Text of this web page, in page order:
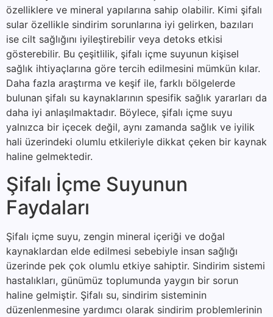
özelliklere ve mineral yapılarına sahip olabilir. Kimi şifalı
sular özellikle sindirim sorunlarına iyi gelirken, bazıları
ise cilt sağlığını iyileştirebilir veya detoks etkisi
gösterebilir. Bu çeşitlilik, şifalı içme suyunun kişisel
sağlık ihtiyaçlarına göre tercih edilmesini mümkün kılar.
Daha fazla araştırma ve keşif ile, farklı bölgelerde
bulunan şifalı su kaynaklarının spesifik sağlık yararları da
daha iyi anlaşılmaktadır. Böylece, şifalı içme suyu
yalnızca bir içecek değil, aynı zamanda sağlık ve iyilik
hali üzerindeki olumlu etkileriyle dikkat çeken bir kaynak
haline gelmektedir.
Şifalı İçme Suyunun
Faydaları
Şifalı içme suyu, zengin mineral içeriği ve doğal
kaynaklardan elde edilmesi sebebiyle insan sağlığı
üzerinde pek çok olumlu etkiye sahiptir. Sindirim sistemi
hastalıkları, günümüz toplumunda yaygın bir sorun
haline gelmiştir. Şifalı su, sindirim sisteminin
düzenlenmesine yardımcı olarak sindirim problemlerinin